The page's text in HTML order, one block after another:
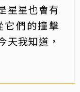
星星也會有
它們的撞擊
天我知道，